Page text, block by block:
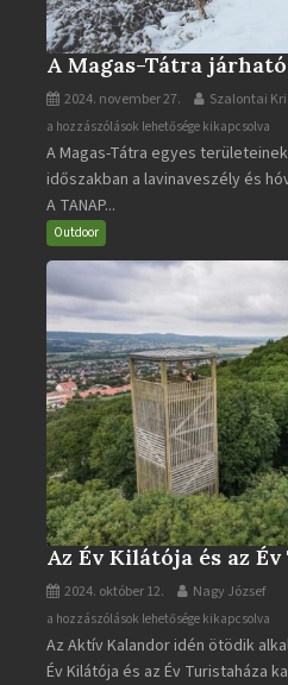
A Magas-Tátra
2024. november 27. Szalontai
A
Magas-
Tátra
járható
turistaútjai
bejegyzéshez
a hozzászólások lehetősége kikapcsolva
A Magas-Tátra egyes
időszakban a lavinaveszély és
A TANAP...
Outdoor
Az Év Kilátója és az
2024. október 12. Nagy József
Az
Év
Kilátója
a hozzászólások lehetősége kikapcsolva
Az Aktív Kalandor idén ötödik
Év Kilátója és az Év Turistaháza